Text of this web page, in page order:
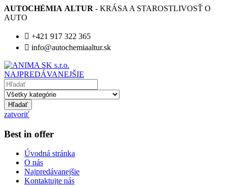
AUTOCHÉMIA ALTUR - KRÁSA A STAROSTLIVOSŤ O
AUTO
 +421 917 322 365
 info@autochemiaaltur.sk
NAJPREDÁVANEJŠIE
Hľadať
zatvoriť
Best in offer
Úvodná stránka
O nás
Najpredávanejšie
Kontaktujte nás